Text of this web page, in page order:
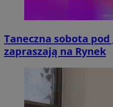
Taneczna sobota
zapraszają na Rynek